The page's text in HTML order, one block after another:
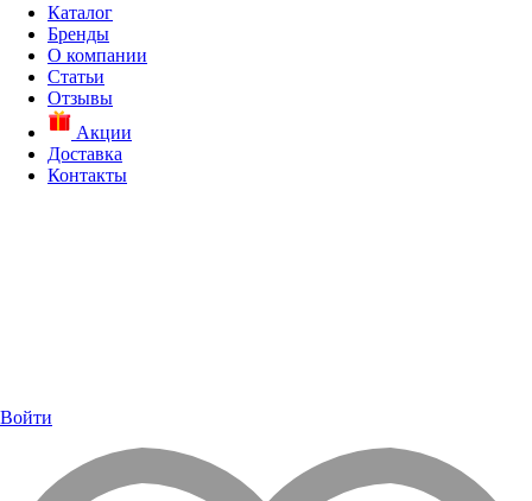
Каталог
Бренды
О компании
Статьи
Отзывы
Акции
Доставка
Контакты
Войти